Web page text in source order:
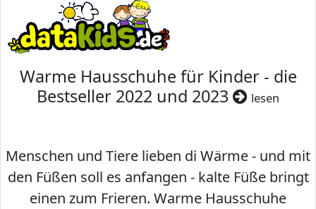
Warme Hausschuhe für Kinder - die
Bestseller 2022 und 2023
lesen
Menschen und Tiere lieben di Wärme - und mit
den Füßen soll es anfangen - kalte Füße bringt
einen zum Frieren. Warme Hausschuhe